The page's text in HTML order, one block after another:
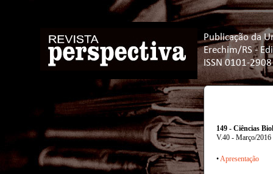
Publicação da
Erechim/RS -
ISSN 0101-2908
149 - Ciências
V.40 - Março/2016
•Apresentação